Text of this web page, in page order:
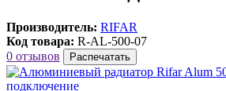
Производитель: RIFAR
Код товара: R-AL-500-07
0 отзывов
Распечатать